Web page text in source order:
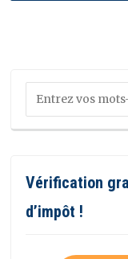
Vérification
d’impôt !